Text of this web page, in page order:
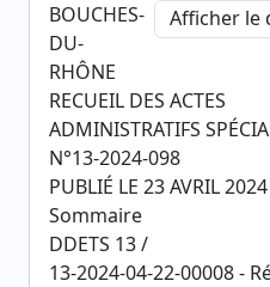
Afficher le
BOUCHES-
DU-
RHÔNE
RECUEIL DES ACTES
ADMINISTRATIFS
N°13-2024-098
PUBLIÉ LE 23 AVRIL 2024
Sommaire
DDETS 13 /
13-2024-04-22-00008 -